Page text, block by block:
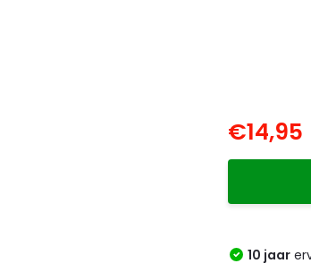
€14,95
10 jaar